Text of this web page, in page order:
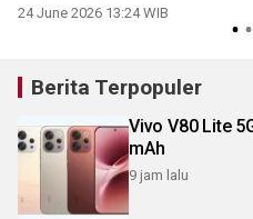
24 June 2026 13:24 WIB
Berita Terpopuler
Vivo V80 Lite
mAh
9 jam lalu